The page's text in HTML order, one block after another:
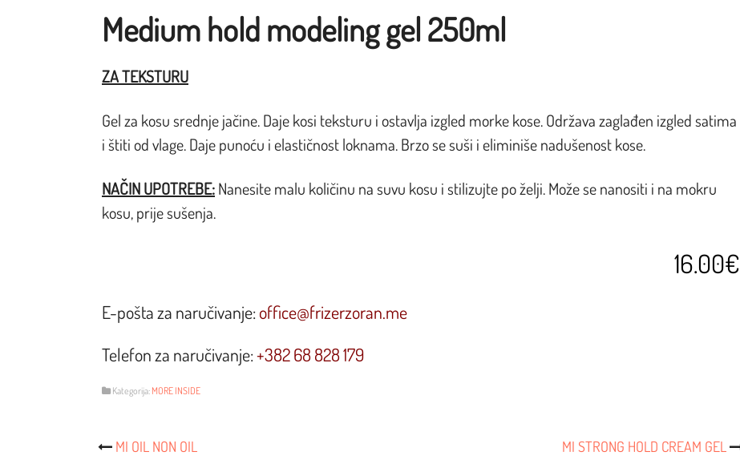
Medium hold modeling gel 250ml
ZA TEKSTURU
Gel za kosu srednje jačine. Daje kosi teksturu i ostavlja izgled morke kose. Održava zaglađen izgled satima
i štiti od vlage. Daje punoću i elastičnost loknama. Brzo se suši i eliminiše nadušenost kose.
NAČIN UPOTREBE:Nanesite malu količinu na suvu kosu i stilizujte po želji. Može se nanositi i na mokru
kosu, prije sušenja.
16.00€
E-pošta za naručivanje:office@frizerzoran.me
Telefon za naručivanje:+382 68 828 179
Kategorija: MORE INSIDE
Post
MI OIL NON OIL MI STRONG HOLD CREAM GEL